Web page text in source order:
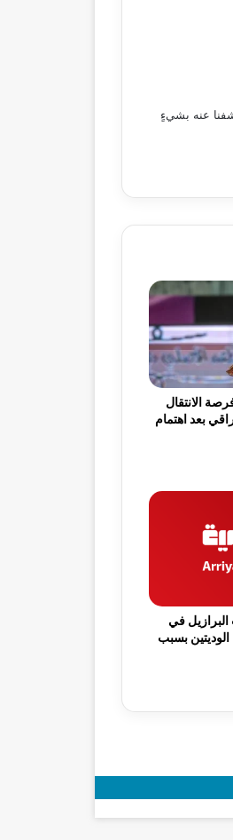
عنه بشيءٍ
الانتقال
بعد اهتمام
في
بسبب